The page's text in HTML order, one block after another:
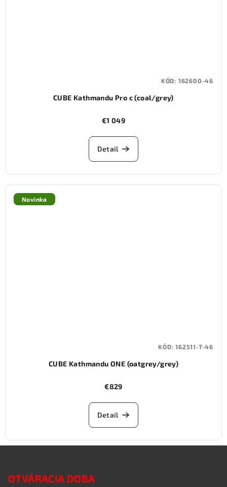
CUBE Kathmandu Pro c (coal/grey)
€1 049
Detail
KÓD: 162600-46
Novinka
CUBE Kathmandu ONE (oatgrey/grey)
€829
Detail
KÓD:162511-T-46
OTVÁRACIA DOBA